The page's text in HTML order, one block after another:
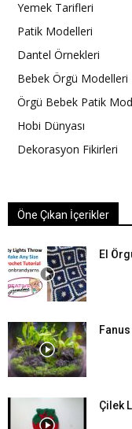
Yemek Tarifleri
Patik Modelleri
Dantel Örnekleri
Bebek Örgü Modelleri
Örgü Bebek Patik
Hobi Dünyası
Dekorasyon Fikirleri
Öne Çıkan İçerikler
El
Çilek